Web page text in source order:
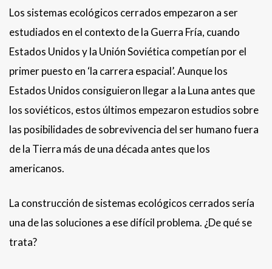
Los sistemas ecológicos cerrados empezaron a ser
estudiados en el contexto de la Guerra Fría, cuando
Estados Unidos y la Unión Soviética competían por el
primer puesto en ‘la carrera espacial’. Aunque los
Estados Unidos consiguieron llegar a la Luna antes que
los soviéticos, estos últimos empezaron estudios sobre
las posibilidades de sobrevivencia del ser humano fuera
de la Tierra más de una década antes que los
americanos.
La construcción de sistemas ecológicos cerrados sería
una de las soluciones a ese difícil problema. ¿De qué se
trata?